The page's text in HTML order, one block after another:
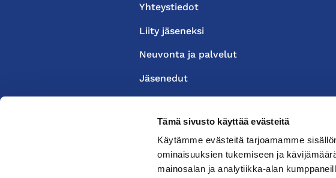
Tämä sivusto käyttää evästeitä
Käytämme evästeitä tarjoamamme
ominaisuuksien tukemiseen ja
mainosalan ja analytiikka-alan
Yhteystiedot
Liity jäseneksi
Neuvonta ja palvelut
Jäsenedut